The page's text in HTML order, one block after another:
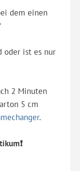
dem einen
oder ist es nur
2 Minuten
5 cm
.